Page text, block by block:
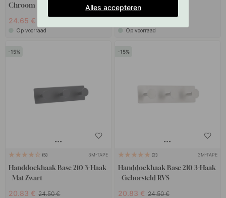
Chroom
24.65 €
Op voorraad
- Goud Gepolijst
Op voorraad
15
5 3M-TAPE
Handdoekhaak Base 210 3-Haak
- Mat Zwart
20.83 € 24.50 €
15
2 3M-TAPE
Handdoekhaak Base 210 3-Haak
- Geborsteld RVS
20.83 € 24.50 €
Alles accepteren